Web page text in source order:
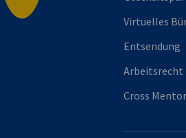
Virtuelles
Entsendung
Arbeitsrecht
Cross